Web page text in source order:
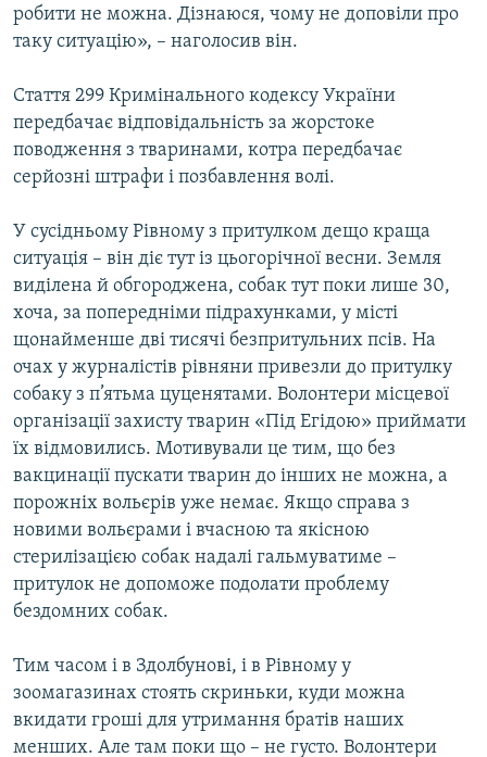
робити не можна. Дізнаюся, чому не доповіли про
таку ситуацію», – наголосив він.
Стаття 299 Кримінального кодексу України
передбачає відповідальність за жорстоке
поводження з тваринами, котра передбачає
серйозні штрафи і позбавлення волі.
У сусідньому Рівному з притулком дещо краща
ситуація – він діє тут із цьогорічної весни. Земля
виділена й обгороджена, собак тут поки лише 30,
хоча, за попередніми підрахунками, у місті
щонайменше дві тисячі безпритульних псів. На
очах у журналістів рівняни привезли до притулку
собаку з п’ятьма цуценятами. Волонтери місцевої
організації захисту тварин «Під Егідою» приймати
їх відмовились. Мотивували це тим, що без
вакцинації пускати тварин до інших не можна, а
порожніх вольєрів уже немає. Якщо справа з
новими вольєрами і вчасною та якісною
стерилізацією собак надалі гальмуватиме –
притулок не допоможе подолати проблему
бездомних собак.
Тим часом і в Здолбунові, і в Рівному у
зоомагазинах стоять скриньки, куди можна
вкидати гроші для утримання братів наших
менших. Але там поки що – не густо. Волонтери